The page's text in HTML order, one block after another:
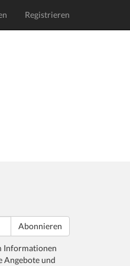
Registrieren
Abonnieren
Informationen
Angebote und